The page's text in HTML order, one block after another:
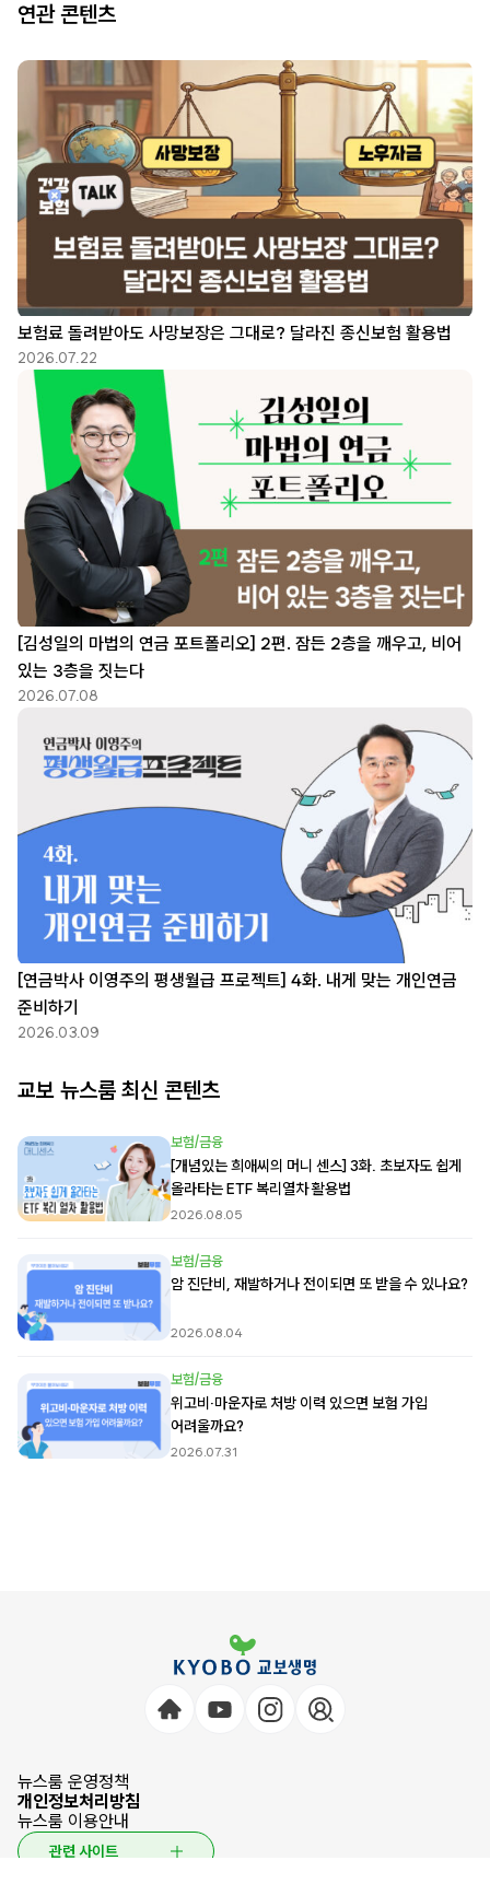
연관 콘텐츠
보험료 돌려받아도 사망보장은 그대로? 달라진 종신보험 활용법
2026.07.22
[김성일의 마법의 연금 포트폴리오] 2편. 잠든 2층을 깨우고, 비어
있는 3층을 짓는다
2026.07.08
[연금박사 이영주의 평생월급 프로젝트] 4화. 내게 맞는 개인연금
준비하기
2026.03.09
교보 뉴스룸 최신 콘텐츠
보험/금융
[개념있는 희애씨의 머니 센스] 3화. 초보자도 쉽게
올라타는 ETF 복리열차 활용법
2026.08.05
보험/금융
암 진단비, 재발하거나 전이되면 또 받을 수 있나요?
2026.08.04
보험/금융
위고비·마운자로 처방 이력 있으면 보험 가입
어려울까요?
2026.07.31
뉴스룸 운영정책
개인정보처리방침
뉴스룸 이용안내
관련 사이트